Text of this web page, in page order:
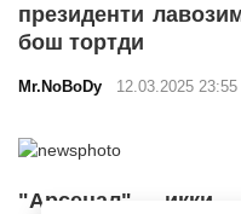
президенти
бош тортди
Mr.NoBoDy 12.03.2025 23:55
"Арсенал" икки